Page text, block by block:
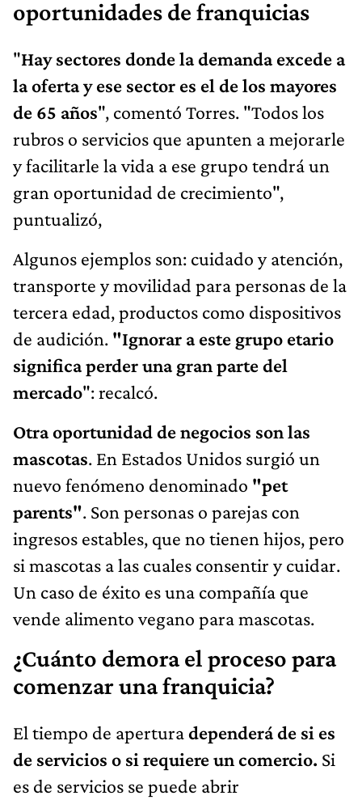
oportunidades de franquicias
"Hay sectores donde la demanda excede a
la oferta y ese sector es el de los mayores
de 65 años", comentó Torres. "Todos los
rubros o servicios que apunten a mejorarle
y facilitarle la vida a ese grupo tendrá un
gran oportunidad de crecimiento",
puntualizó,
Algunos ejemplos son: cuidado y atención,
transporte y movilidad para personas de la
tercera edad, productos como dispositivos
de audición. "Ignorar a este grupo etario
significa perder una gran parte del
mercado": recalcó.
Otra oportunidad de negocios son las
mascotas. En Estados Unidos surgió un
nuevo fenómeno denominado "pet
parents". Son personas o parejas con
ingresos estables, que no tienen hijos, pero
si mascotas a las cuales consentir y cuidar.
Un caso de éxito es una compañía que
vende alimento vegano para mascotas.
¿Cuánto demora el proceso para
comenzar una franquicia?
El tiempo de aperturadependerá de si es
de servicios o si requiere un comercio. Si
es de servicios se puede abrir